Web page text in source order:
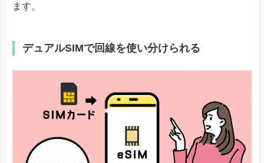
ます。
デュアルSIMで回線を使い分けられる